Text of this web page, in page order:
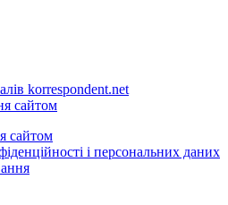
korrespondent.net
сайтом
сайтом
і персональних даних